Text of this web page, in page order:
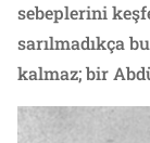
sebeplerini
sarılmadıkça
kalmaz; bir